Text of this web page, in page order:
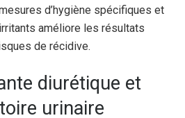
d’hygiène spécifiques et
améliore les résultats
de récidive.
diurétique et
urinaire